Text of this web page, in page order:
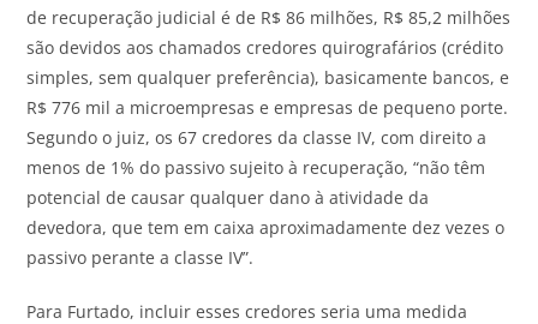
de recuperação judicial é de R$ 86 milhões, R$ 85,2 milhões
são devidos aos chamados credores quirografários (crédito
simples, sem qualquer preferência), basicamente bancos, e
R$ 776 mil a microempresas e empresas de pequeno porte.
Segundo o juiz, os 67 credores da classe IV, com direito a
menos de 1% do passivo sujeito à recuperação, “não têm
potencial de causar qualquer dano à atividade da
devedora, que tem em caixa aproximadamente dez vezes o
passivo perante a classe IV”.
Para Furtado, incluir esses credores seria uma medida